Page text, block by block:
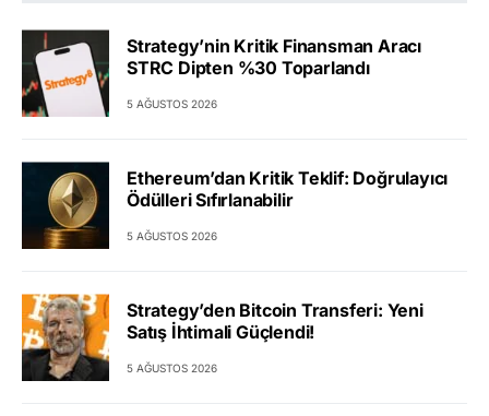
Strategy’nin Kritik Finansman Aracı
STRC Dipten %30 Toparlandı
5 AĞUSTOS 2026
Ethereum’dan Kritik Teklif: Doğrulayıcı
Ödülleri Sıfırlanabilir
5 AĞUSTOS 2026
Strategy’den Bitcoin Transferi: Yeni
Satış İhtimali Güçlendi!
5 AĞUSTOS 2026